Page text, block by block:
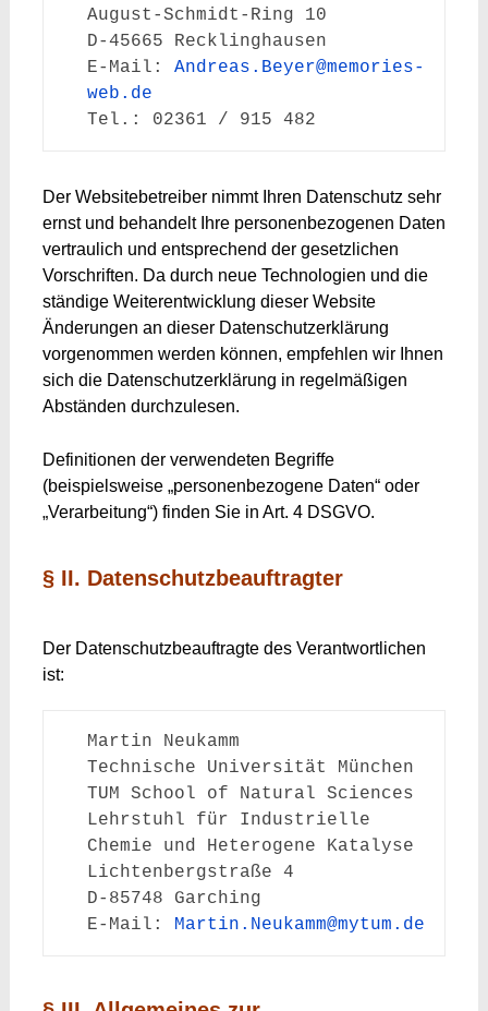
August-Schmidt-Ring 10
D-45665 Recklinghausen
E-Mail: Andreas.Beyer@memories-
web.de
Tel.: 02361 / 915 482
Der Websitebetreiber nimmt Ihren Datenschutz sehr
ernst und behandelt Ihre personenbezogenen Daten
vertraulich und entsprechend der gesetzlichen
Vorschriften. Da durch neue Technologien und die
ständige Weiterentwicklung dieser Website
Änderungen an dieser Datenschutzerklärung
vorgenommen werden können, empfehlen wir Ihnen
sich die Datenschutzerklärung in regelmäßigen
Abständen durchzulesen.
Definitionen der verwendeten Begriffe
(beispielsweise „personenbezogene Daten“ oder
„Verarbeitung“) finden Sie in Art. 4 DSGVO.
§ II. Datenschutzbeauftragter
Der Datenschutzbeauftragte des Verantwortlichen
ist:
Martin Neukamm
Technische Universität München
TUM School of Natural Sciences
Lehrstuhl für Industrielle
Chemie und Heterogene Katalyse
Lichtenbergstraße 4
D-85748 Garching
E-Mail: Martin.Neukamm@mytum.de